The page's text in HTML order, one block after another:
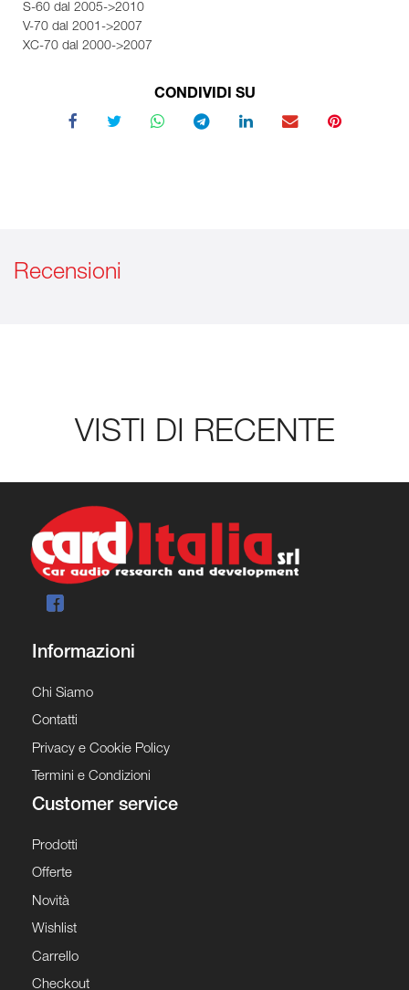
S-60 dal 2005->2010
V-70 dal 2001->2007
XC-70 dal 2000->2007
CONDIVIDI SU
Recensioni
VISTI DI RECENTE
Informazioni
Chi Siamo
Contatti
Privacy e Cookie Policy
Termini e Condizioni
Customer service
Prodotti
Offerte
Novità
Wishlist
Carrello
Checkout